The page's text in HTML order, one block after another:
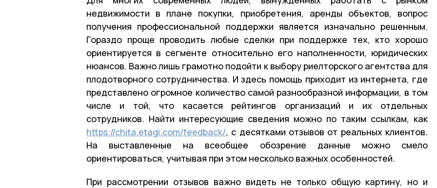
недвижимости в плане покупки, приобретения, аренды объектов, вопрос
получения профессиональной поддержки является изначально решенным.
Гораздо проще проводить любые сделки при поддержке тех, кто хорошо
ориентируется в сегменте относительно его наполненности, юридических
нюансов. Важно лишь грамотно подойти к выбору риелторского агентства для
плодотворного сотрудничества. И здесь помощь приходит из интернета, где
представлено огромное количество самой разнообразной информации, в том
числе и той, что касается рейтингов организаций и их отдельных
сотрудников. Найти интересующие сведения можно по таким ссылкам, как
https://chita.etagi.com/feedback/, с десятками отзывов от реальных клиентов.
На выставленные на всеобщее обозрение данные можно смело
ориентироваться, учитывая при этом несколько важных особенностей.
При рассмотрении отзывов важно видеть не только общую картину, но и